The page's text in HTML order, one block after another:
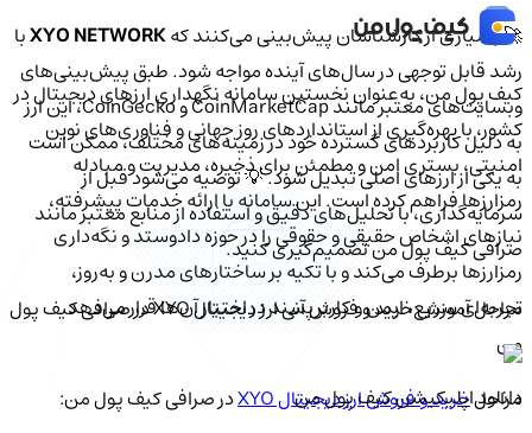
🚀 بسیاری از کارشناسان پیش‌بینی می‌کنند کهXYO NETWORKبا
رشد قابل توجهی در سال‌های آینده مواجه شود. طبق پیش‌بینی‌های
وبسایت‌های معتبر مانند CoinMarketCap و CoinGecko، این ارز
به دلیل کاربردهای گسترده خود در زمینه‌های مختلف، ممکن است
به یکی از ارزهای اصلی تبدیل شود. 💡 توصیه می‌شود قبل از
سرمایه‌گذاری، با تحلیل‌های دقیق و استفاده از منابع معتبر مانند
صرافی کیف پول من تصمیم‌گیری کنید.
مراحل آموزش خرید و فروش آنی ارز دیجیتال XYO در صرافی کیف پول
من
مراحلخرید و فروش ارز دیجیتال XYO
در صرافی کیف پول من:
کیف‌ پول من، به‌عنوان نخستین سامانه نگهداری ارزهای دیجیتال در
کشور، با بهره‌گیری از استانداردهای روز جهانی و فناوری‌های نوین
امنیتی، بستری امن و مطمئن برای ذخیره، مدیریت و مبادله
رمزارزها فراهم کرده است. این سامانه با ارائه خدمات پیشرفته،
نیازهای اشخاص حقیقی و حقوقی را در حوزه دادوستد و نگه‌داری
رمزارزها برطرف می‌کند و با تکیه بر ساختارهای مدرن و به‌روز،
تجربه‌ای سریع، ایمن و کاربرپسند در اختیار آن‌ها قرار می‌دهد.
دانلود اپلیکیشن کیف‌ پول من